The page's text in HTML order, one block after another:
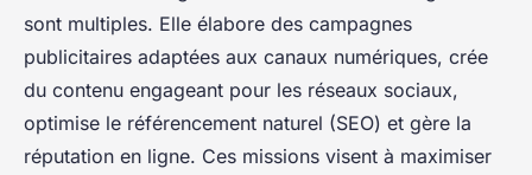
sont multiples. Elle élabore des campagnes
publicitaires adaptées aux canaux numériques, crée
du contenu engageant pour les réseaux sociaux,
optimise le référencement naturel (SEO) et gère la
réputation en ligne. Ces missions visent à maximiser